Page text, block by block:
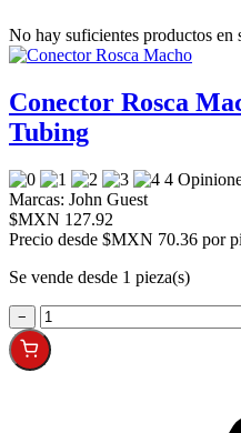
No hay suficientes productos en
Conector Rosca
Tubing
4
Marcas: John Guest
$MXN 127.92
Precio desde $MXN 70.36 por
Se vende desde 1 pieza(s)
−